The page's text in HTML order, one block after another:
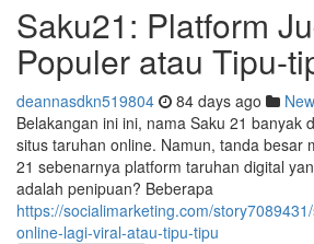
Saku21: Platform
Populer atau Tipu-
deannasdkn519804 84 days ago
Belakangan ini ini, nama Saku 21 banyak
situs taruhan online. Namun, tanda besar
21 sebenarnya platform taruhan digital
adalah penipuan? Beberapa
https://socialimarketing.com/
online-lagi-viral-atau-tipu-tipu